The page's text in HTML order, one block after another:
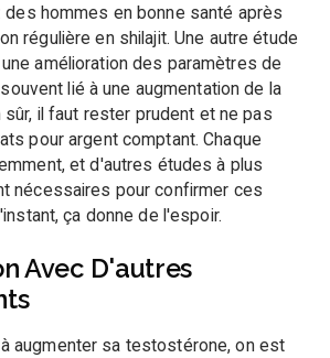
hommes en bonne santé après
régulière en shilajit. Une autre étude
amélioration des paramètres de
lié à une augmentation de la
il faut rester prudent et ne pas
pour argent comptant. Chaque
et d'autres études à plus
nécessaires pour confirmer ces
ça donne de l'espoir.
Avec D'autres
augmenter sa testostérone, on est